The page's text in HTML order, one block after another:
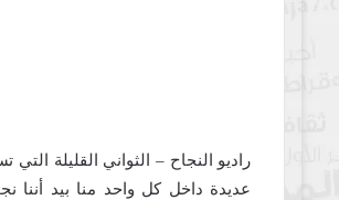
راديو النجاح – الثواني القليلة
عديدة داخل كل واحد منا بيد